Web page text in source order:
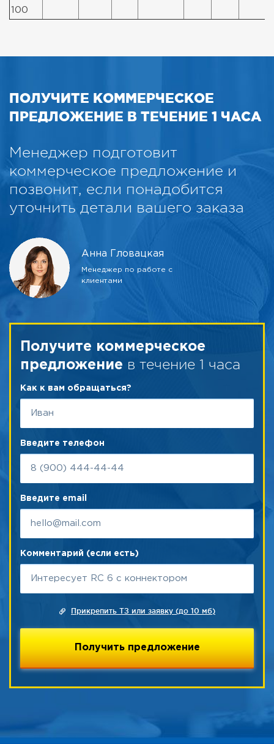
100
ПОЛУЧИТЕ КОММЕРЧЕСКОЕ
ПРЕДЛОЖЕНИЕ В ТЕЧЕНИЕ 1 ЧАСА
Менеджер подготовит
коммерческое предложение и
позвонит, если понадобится
уточнить детали вашего заказа
Анна Гловацкая
Менеджер по работе с
клиентами
Получите коммерческое
предложение в течение 1 часа
Как к вам обращаться?
Введите телефон
Введите email
Комментарий (если есть)
Прикрепить ТЗ или заявку (до 10 мб)